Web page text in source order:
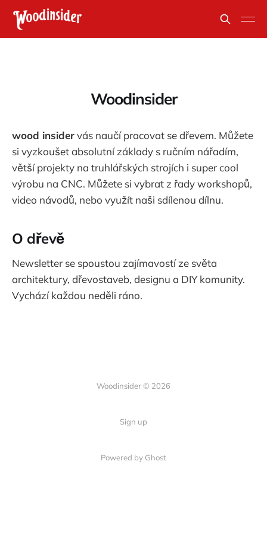
Woodinsider
wood insidervás naučí pracovat se dřevem. Můžete
si vyzkoušet absolutní základy s ručním nářadím,
větší projekty na truhlářských strojích i super cool
výrobu na CNC. Můžete si vybrat z řady workshopů,
video návodů, nebo využít naši sdílenou dílnu.
O dřevě
Newsletter se spoustou zajímavostí ze světa
architektury, dřevostaveb, designu a DIY komunity.
Vychází každou neděli ráno.
Woodinsider © 2026
Sign up
Powered by Ghost